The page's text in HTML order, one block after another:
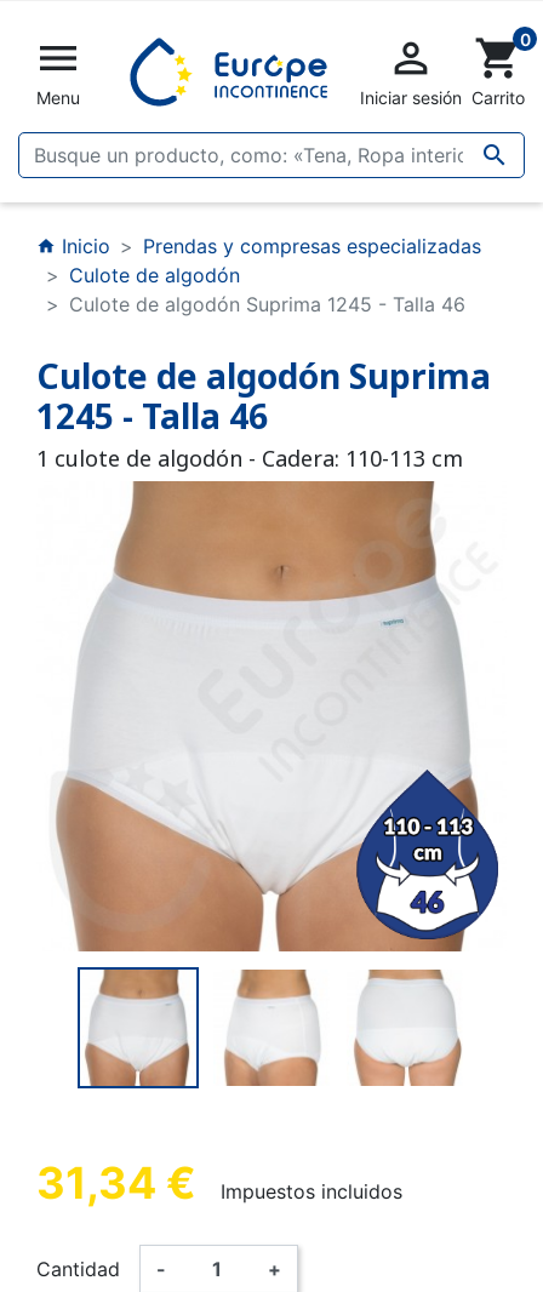

Menu


Iniciar sesión
shopping_cart0
Carrito
home Inicio
Prendas y compresas especializadas
Culote de algodón
Culote de algodón Suprima 1245 - Talla 46
Culote de algodón Suprima
1245 - Talla 46
1 culote de algodón - Cadera: 110-113 cm
31,34 € Impuestos incluidos
Cantidad - +